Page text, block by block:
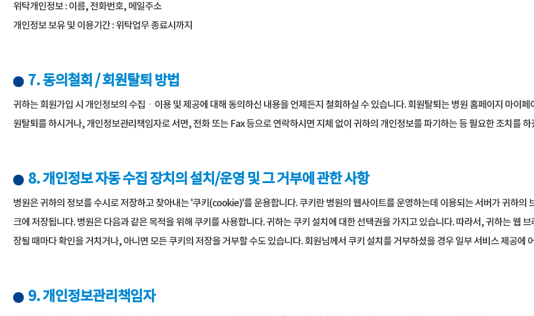
위탁개인정보 : 이름, 전화번호, 메일주소
개인정보 보유 및 이용기간 : 위탁업무 종료시까지
7. 동의철회 / 회원탈퇴 방법
귀하는 회원가입 시 개인정보의 수집ㆍ이용 및 제공에 대해 동의하신 내용을 언제든지 철회하실 수 있습니다. 회원탈퇴는 병원 홈페이지 마이
원탈퇴를 하시거나, 개인정보관리책임자로 서면, 전화 또는 Fax 등으로 연락하시면 지체 없이 귀하의 개인정보를 파기하는 등 필요한 조치를 하
8. 개인정보 자동 수집 장치의 설치/운영 및 그 거부에 관한 사항
병원은 귀하의 정보를 수시로 저장하고 찾아내는 '쿠키(cookie)'를 운용합니다. 쿠키란 병원의 웹사이트를 운영하는데 이용되는 서버가 귀하의
크에 저장됩니다. 병원은 다음과 같은 목적을 위해 쿠키를 사용합니다. 귀하는 쿠키 설치에 대한 선택권을 가지고 있습니다. 따라서, 귀하는 웹
장될 때마다 확인을 거치거나, 아니면 모든 쿠키의 저장을 거부할 수도 있습니다. 회원님께서 쿠키 설치를 거부하셨을 경우 일부 서비스 제공에
9. 개인정보관리책임자